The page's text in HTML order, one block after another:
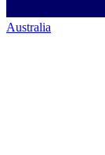
Australia